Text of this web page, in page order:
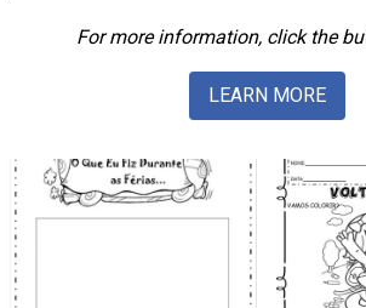
For more information, click the
LEARN MORE